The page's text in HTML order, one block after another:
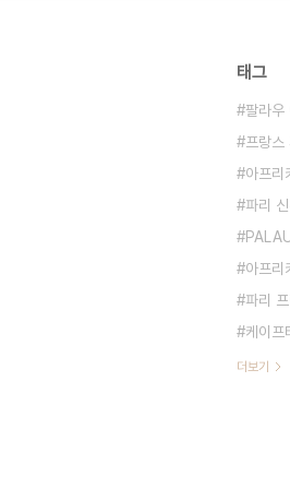
태그
팔라우
프랑스
아프리
파리
아프리
파리
케이프
더보기